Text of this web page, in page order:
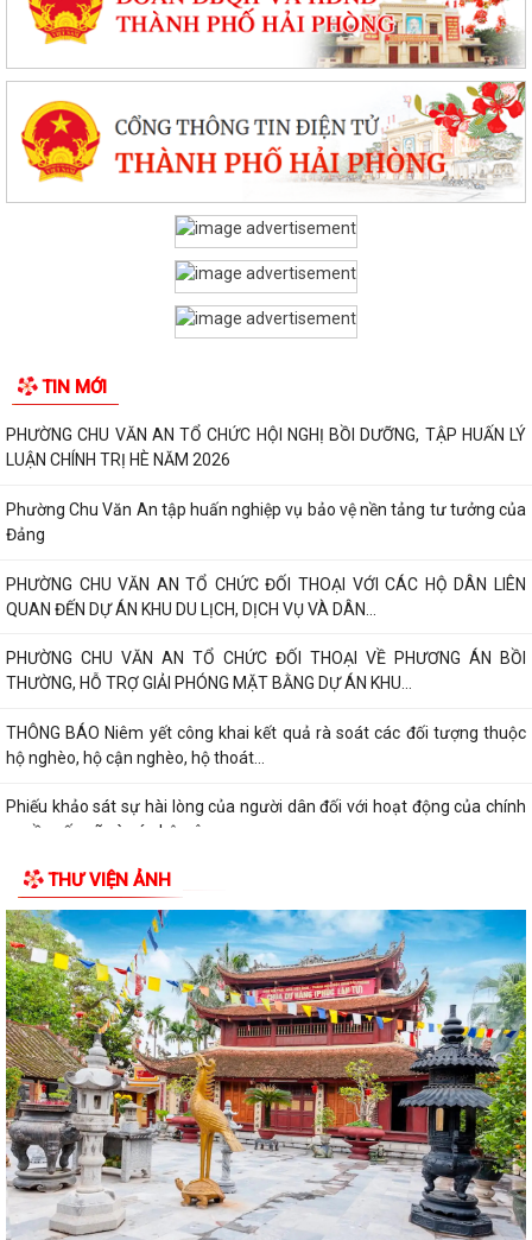
TIN MỚI
PHƯỜNG CHU VĂN AN TỔ CHỨC HỘI NGHỊ BỒI DƯỠNG, TẬP HUẤN LÝ
LUẬN CHÍNH TRỊ HÈ NĂM 2026
Phường Chu Văn An tập huấn nghiệp vụ bảo vệ nền tảng tư tưởng của
Đảng
PHƯỜNG CHU VĂN AN TỔ CHỨC ĐỐI THOẠI VỚI CÁC HỘ DÂN LIÊN
QUAN ĐẾN DỰ ÁN KHU DU LỊCH, DỊCH VỤ VÀ DÂN...
PHƯỜNG CHU VĂN AN TỔ CHỨC ĐỐI THOẠI VỀ PHƯƠNG ÁN BỒI
THƯỜNG, HỖ TRỢ GIẢI PHÓNG MẶT BẰNG DỰ ÁN KHU...
THÔNG BÁO Niêm yết công khai kết quả rà soát các đối tượng thuộc
hộ nghèo, hộ cận nghèo, hộ thoát...
Phiếu khảo sát sự hài lòng của người dân đối với hoạt động của chính
quyền cấp xã và cán bộ, công...
THƯ VIỆN ẢNH